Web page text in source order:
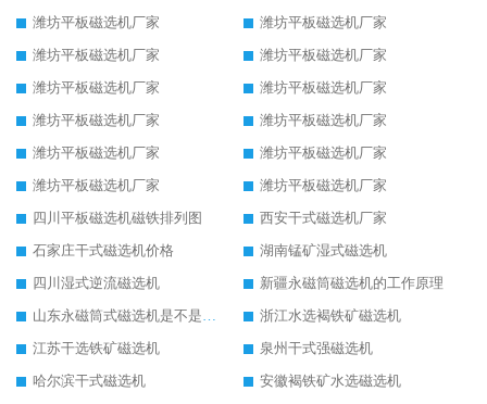
潍坊平板磁选机厂家
潍坊平板磁选机厂家
潍坊平板磁选机厂家
潍坊平板磁选机厂家
潍坊平板磁选机厂家
潍坊平板磁选机厂家
潍坊平板磁选机厂家
潍坊平板磁选机厂家
潍坊平板磁选机厂家
潍坊平板磁选机厂家
潍坊平板磁选机厂家
潍坊平板磁选机厂家
四川平板磁选机磁铁排列图
西安干式磁选机厂家
石家庄干式磁选机价格
湖南锰矿湿式磁选机
四川湿式逆流磁选机
新疆永磁筒磁选机的工作原理
山东永磁筒式磁选机是不是强磁
浙江水选褐铁矿磁选机
江苏干选铁矿磁选机
泉州干式强磁选机
哈尔滨干式磁选机
安徽褐铁矿水选磁选机